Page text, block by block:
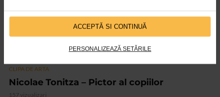
ACCEPTĂ SI CONTINUĂ
PERSONALIZEAZĂ SETĂRILE
CLIPA DE ARTA
Nicolae Tonitza – Pictor al copiilor
157 vizualizari